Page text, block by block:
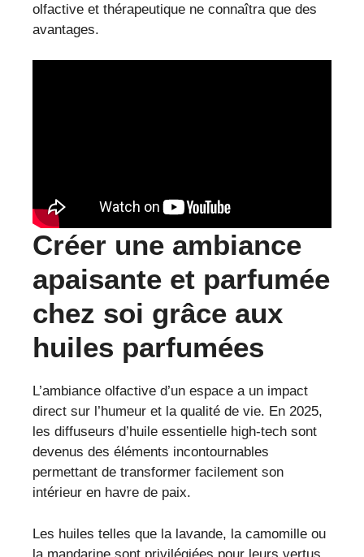
olfactive et thérapeutique ne connaîtra que des
avantages.
Créer une ambiance
apaisante et parfumée
chez soi grâce aux
huiles parfumées
L’ambiance olfactive d’un espace a un impact
direct sur l’humeur et la qualité de vie. En 2025,
les diffuseurs d’huile essentielle high-tech sont
devenus des éléments incontournables
permettant de transformer facilement son
intérieur en havre de paix.
Les huiles telles que la lavande, la camomille ou